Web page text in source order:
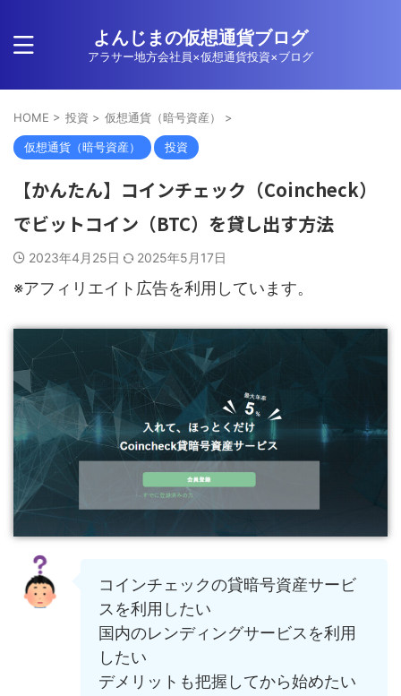
よんじまの仮想通貨ブログ
アラサー地方会社員×仮想通貨投資×ブログ
HOME > 投資 > 仮想通貨（暗号資産） >
仮想通貨（暗号資産） 投資
【かんたん】コインチェック（Coincheck）
でビットコイン（BTC）を貸し出す方法
2023年4月25日 2025年5月17日
※アフィリエイト広告を利用しています。
コインチェックの貸暗号資産サービ
スを利用したい
国内のレンディングサービスを利用
したい
デメリットも把握してから始めたい